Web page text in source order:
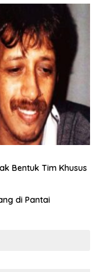
Bentuk Tim Khusus
di Pantai